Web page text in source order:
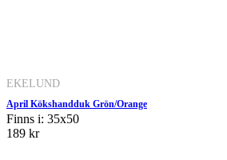
EKELUND
April Kökshandduk Grön/Orange
Finns i: 35x50
189 kr